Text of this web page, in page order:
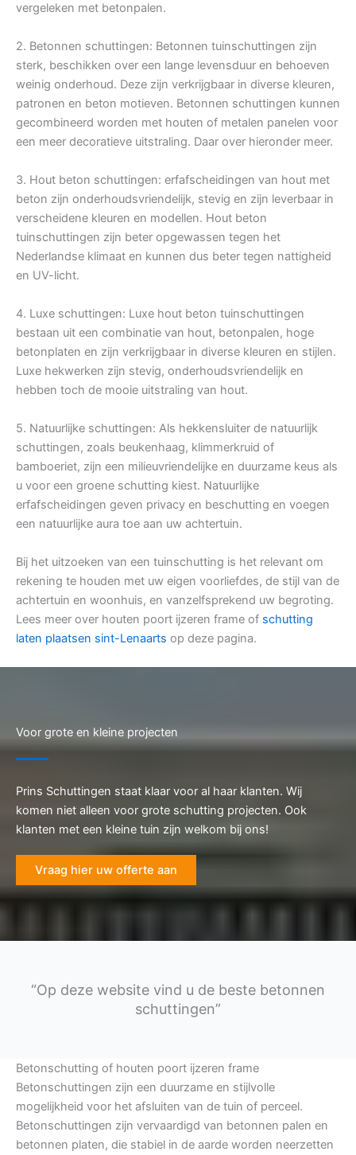
vergeleken met betonpalen.
2. Betonnen schuttingen: Betonnen tuinschuttingen zijn
sterk, beschikken over een lange levensduur en behoeven
weinig onderhoud. Deze zijn verkrijgbaar in diverse kleuren,
patronen en beton motieven. Betonnen schuttingen kunnen
gecombineerd worden met houten of metalen panelen voor
een meer decoratieve uitstraling. Daar over hieronder meer.
3. Hout beton schuttingen: erfafscheidingen van hout met
beton zijn onderhoudsvriendelijk, stevig en zijn leverbaar in
verscheidene kleuren en modellen. Hout beton
tuinschuttingen zijn beter opgewassen tegen het
Nederlandse klimaat en kunnen dus beter tegen nattigheid
en UV-licht.
4. Luxe schuttingen: Luxe hout beton tuinschuttingen
bestaan uit een combinatie van hout, betonpalen, hoge
betonplaten en zijn verkrijgbaar in diverse kleuren en stijlen.
Luxe hekwerken zijn stevig, onderhoudsvriendelijk en
hebben toch de mooie uitstraling van hout.
5. Natuurlijke schuttingen: Als hekkensluiter de natuurlijk
schuttingen, zoals beukenhaag, klimmerkruid of
bamboeriet, zijn een milieuvriendelijke en duurzame keus als
u voor een groene schutting kiest. Natuurlijke
erfafscheidingen geven privacy en beschutting en voegen
een natuurlijke aura toe aan uw achtertuin.
Bij het uitzoeken van een tuinschutting is het relevant om
rekening te houden met uw eigen voorliefdes, de stijl van de
achtertuin en woonhuis, en vanzelfsprekend uw begroting.
Lees meer over houten poort ijzeren frame of schutting
laten plaatsen sint-Lenaarts op deze pagina.
Voor grote en kleine projecten
Prins Schuttingen staat klaar voor al haar klanten. Wij
komen niet alleen voor grote schutting projecten. Ook
klanten met een kleine tuin zijn welkom bij ons!
Vraag hier uw offerte aan
“Op deze website vind u de beste betonnen
schuttingen”
Betonschutting of houten poort ijzeren frame
Betonschuttingen zijn een duurzame en stijlvolle
mogelijkheid voor het afsluiten van de tuin of perceel.
Betonschuttingen zijn vervaardigd van betonnen palen en
betonnen platen, die stabiel in de aarde worden neerzetten